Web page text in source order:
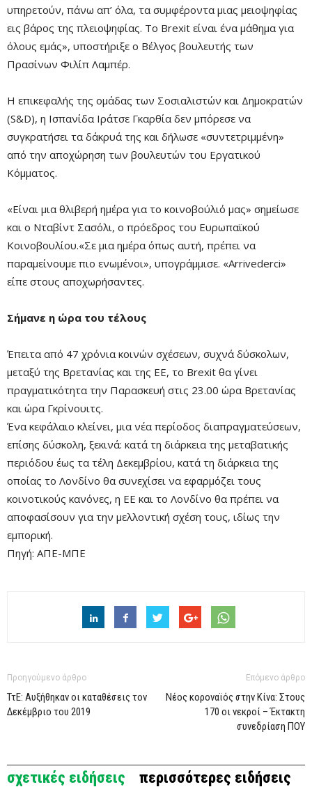
υπηρετούν, πάνω απ’ όλα, τα συμφέροντα μιας μειοψηφίας
εις βάρος της πλειοψηφίας. Το Brexit είναι ένα μάθημα για
όλους εμάς», υποστήριξε ο Βέλγος βουλευτής των
Πρασίνων Φιλίπ Λαμπέρ.
Η επικεφαλής της ομάδας των Σοσιαλιστών και Δημοκρατών
(S&D), η Ισπανίδα Ιράτσε Γκαρθία δεν μπόρεσε να
συγκρατήσει τα δάκρυά της και δήλωσε «συντετριμμένη»
από την αποχώρηση των βουλευτών του Εργατικού
Κόμματος.
«Είναι μια θλιβερή ημέρα για το κοινοβούλιό μας» σημείωσε
και ο Νταβίντ Σασόλι, ο πρόεδρος του Ευρωπαϊκού
Κοινοβουλίου.«Σε μια ημέρα όπως αυτή, πρέπει να
παραμείνουμε πιο ενωμένοι», υπογράμμισε. «Arrivederci»
είπε στους αποχωρήσαντες.
Σήμανε η ώρα του τέλους
Έπειτα από 47 χρόνια κοινών σχέσεων, συχνά δύσκολων,
μεταξύ της Βρετανίας και της ΕΕ, το Brexit θα γίνει
πραγματικότητα την Παρασκευή στις 23.00 ώρα Βρετανίας
και ώρα Γκρίνουιτς.
Ένα κεφάλαιο κλείνει, μια νέα περίοδος διαπραγματεύσεων,
επίσης δύσκολη, ξεκινά: κατά τη διάρκεια της μεταβατικής
περιόδου έως τα τέλη Δεκεμβρίου, κατά τη διάρκεια της
οποίας το Λονδίνο θα συνεχίσει να εφαρμόζει τους
κοινοτικούς κανόνες, η ΕΕ και το Λονδίνο θα πρέπει να
αποφασίσουν για την μελλοντική σχέση τους, ιδίως την
εμπορική.
Πηγή: ΑΠΕ-ΜΠΕ
Προηγούμενο άρθρο
ΤτΕ: Αυξήθηκαν οι καταθέσεις τον
Δεκέμβριο του 2019
Επόμενο άρθρο
Νέος κοροναϊός στην Κίνα: Στους
170 οι νεκροί – Έκτακτη
συνεδρίαση ΠΟΥ
σχετικές ειδήσεις περισσότερες ειδήσεις